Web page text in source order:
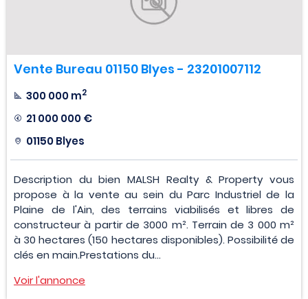
Vente Bureau 01150 Blyes - 23201007112
300 000 m2
21 000 000 €
01150 Blyes
Description du bien MALSH Realty & Property vous
propose à la vente au sein du Parc Industriel de la
Plaine de l'Ain, des terrains viabilisés et libres de
constructeur à partir de 3000 m². Terrain de 3 000 m²
à 30 hectares (150 hectares disponibles). Possibilité de
clés en main.Prestations du...
Voir l'annonce